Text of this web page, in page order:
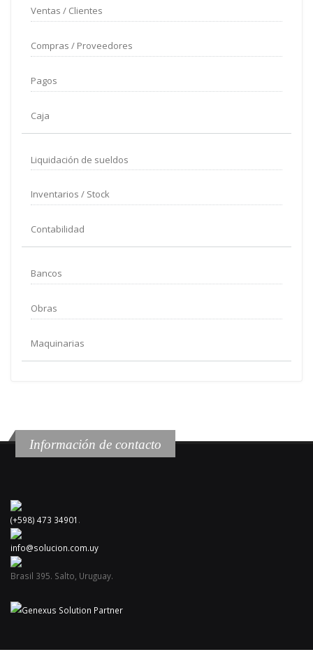
Ventas / Clientes
Compras / Proveedores
Pagos
Caja
Liquidación de sueldos
Inventarios / Stock
Contabilidad
Bancos
Obras
Maquinarias
Información de contacto
(+598) 473 34901 .
info@solucion.com.uy
Brasil 395. Salto, Uruguay.